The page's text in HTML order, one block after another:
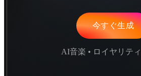
今すぐ生成
AI音楽 • ロイヤリテ